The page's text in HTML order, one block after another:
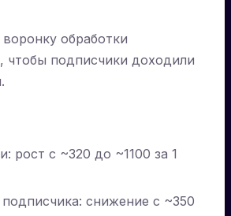
обработки
чтобы подписчики доходили
рост с ~320 до ~1100 за 1
снижение с ~350